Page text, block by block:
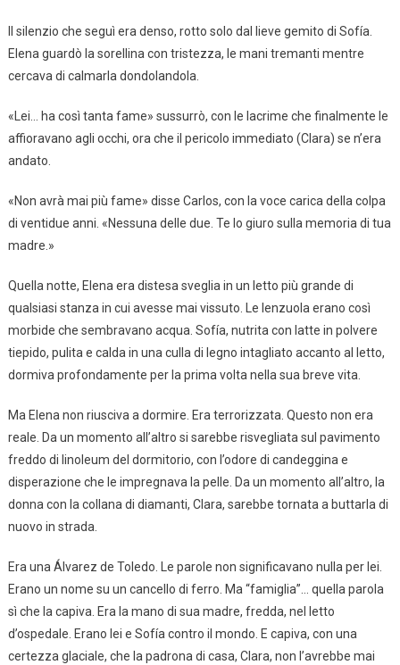
Il silenzio che seguì era denso, rotto solo dal lieve gemito di Sofía.
Elena guardò la sorellina con tristezza, le mani tremanti mentre
cercava di calmarla dondolandola.
«Lei… ha così tanta fame» sussurrò, con le lacrime che finalmente le
affioravano agli occhi, ora che il pericolo immediato (Clara) se n’era
andato.
«Non avrà mai più fame» disse Carlos, con la voce carica della colpa
di ventidue anni. «Nessuna delle due. Te lo giuro sulla memoria di tua
madre.»
Quella notte, Elena era distesa sveglia in un letto più grande di
qualsiasi stanza in cui avesse mai vissuto. Le lenzuola erano così
morbide che sembravano acqua. Sofía, nutrita con latte in polvere
tiepido, pulita e calda in una culla di legno intagliato accanto al letto,
dormiva profondamente per la prima volta nella sua breve vita.
Ma Elena non riusciva a dormire. Era terrorizzata. Questo non era
reale. Da un momento all’altro si sarebbe risvegliata sul pavimento
freddo di linoleum del dormitorio, con l’odore di candeggina e
disperazione che le impregnava la pelle. Da un momento all’altro, la
donna con la collana di diamanti, Clara, sarebbe tornata a buttarla di
nuovo in strada.
Era una Álvarez de Toledo. Le parole non significavano nulla per lei.
Erano un nome su un cancello di ferro. Ma “famiglia”… quella parola
sì che la capiva. Era la mano di sua madre, fredda, nel letto
d’ospedale. Erano lei e Sofía contro il mondo. E capiva, con una
certezza glaciale, che la padrona di casa, Clara, non l’avrebbe mai